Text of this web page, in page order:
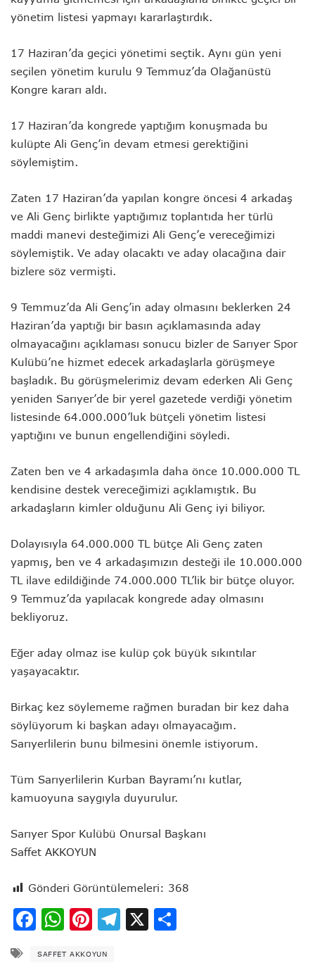
yönetim listesi yapmayı kararlaştırdık.
17 Haziran’da geçici yönetimi seçtik. Aynı gün yeni
seçilen yönetim kurulu 9 Temmuz’da Olağanüstü
Kongre kararı aldı.
17 Haziran’da kongrede yaptığım konuşmada bu
kulüpte Ali Genç’in devam etmesi gerektiğini
söylemiştim.
Zaten 17 Haziran’da yapılan kongre öncesi 4 arkadaş
ve Ali Genç birlikte yaptığımız toplantıda her türlü
maddi manevi desteğimizi Ali Genç’e vereceğimizi
söylemiştik. Ve aday olacaktı ve aday olacağına dair
bizlere söz vermişti.
9 Temmuz’da Ali Genç’in aday olmasını beklerken 24
Haziran’da yaptığı bir basın açıklamasında aday
olmayacağını açıklaması sonucu bizler de Sarıyer Spor
Kulübü’ne hizmet edecek arkadaşlarla görüşmeye
başladık. Bu görüşmelerimiz devam ederken Ali Genç
yeniden Sarıyer’de bir yerel gazetede verdiği yönetim
listesinde 64.000.000’luk bütçeli yönetim listesi
yaptığını ve bunun engellendiğini söyledi.
Zaten ben ve 4 arkadaşımla daha önce 10.000.000 TL
kendisine destek vereceğimizi açıklamıştık. Bu
arkadaşların kimler olduğunu Ali Genç iyi biliyor.
Dolayısıyla 64.000.000 TL bütçe Ali Genç zaten
yapmış, ben ve 4 arkadaşımızın desteği ile 10.000.000
TL ilave edildiğinde 74.000.000 TL’lik bir bütçe oluyor.
9 Temmuz’da yapılacak kongrede aday olmasını
bekliyoruz.
Eğer aday olmaz ise kulüp çok büyük sıkıntılar
yaşayacaktır.
Birkaç kez söylememe rağmen buradan bir kez daha
söylüyorum ki başkan adayı olmayacağım.
Sarıyerlilerin bunu bilmesini önemle istiyorum.
Tüm Sarıyerlilerin Kurban Bayramı’nı kutlar,
kamuoyuna saygıyla duyurulur.
Sarıyer Spor Kulübü Onursal Başkanı
Saffet AKKOYUN
Gönderi Görüntülemeleri: 368
Facebook
WhatsApp
Pinterest
Telegram
X
SAFFET AKKOYUN